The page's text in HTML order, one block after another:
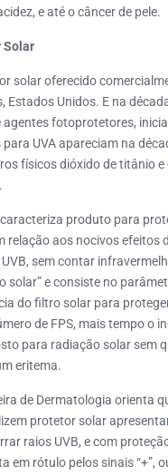
e até o câncer de pele.
Solar
solar oferecido
Estados Unidos. E na
fotoprotetores,
UVA apareciam na
físicos dióxido de titânio e
produto para
relação aos nocivos efeitos
sem contar
solar” e consiste no
do filtro solar para
de FPS, mais tempo o
para radiação solar sem
eritema.
de Dermatologia orienta
protetor solar
raios UVB, e com
em rótulo pelos sinais “+”,